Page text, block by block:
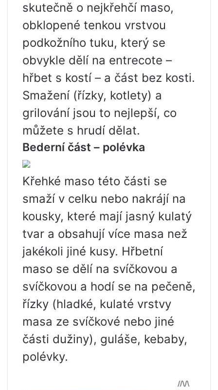
skutečně o nejkřehčí maso,
obklopené tenkou vrstvou
podkožního tuku, který se
obvykle dělí na entrecote –
hřbet s kostí – a část bez kosti.
Smažení (řízky, kotlety) a
grilování jsou to nejlepší, co
můžete s hrudí dělat.
Bederní část – polévka
Křehké maso této části se
smaží v celku nebo nakrájí na
kousky, které mají jasný kulatý
tvar a obsahují více masa než
jakékoli jiné kusy. Hřbetní
maso se dělí na svíčkovou a
svíčkovou a hodí se na pečeně,
řízky (hladké, kulaté vrstvy
masa ze svíčkové nebo jiné
části dužiny), guláše, kebaby,
polévky.